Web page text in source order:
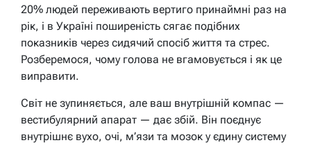
20% людей переживають вертиго принаймні раз на
рік, і в Україні поширеність сягає подібних
показників через сидячий спосіб життя та стрес.
Розберемося, чому голова не вгамовується і як це
виправити.
Світ не зупиняється, але ваш внутрішній компас —
вестибулярний апарат — дає збій. Він поєднує
внутрішнє вухо, очі, м’язи та мозок у єдину систему